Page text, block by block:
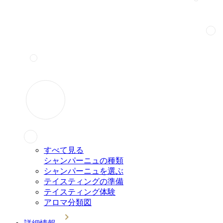
すべて見る
シャンパーニュの種類
シャンパーニュを選ぶ
テイスティングの準備
テイスティング体験
アロマ分類図